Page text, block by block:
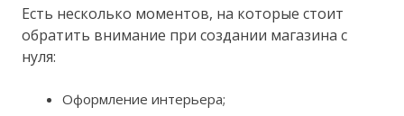
Есть несколько моментов, на которые стоит
обратить внимание при создании магазина с
нуля:
Оформление интерьера;